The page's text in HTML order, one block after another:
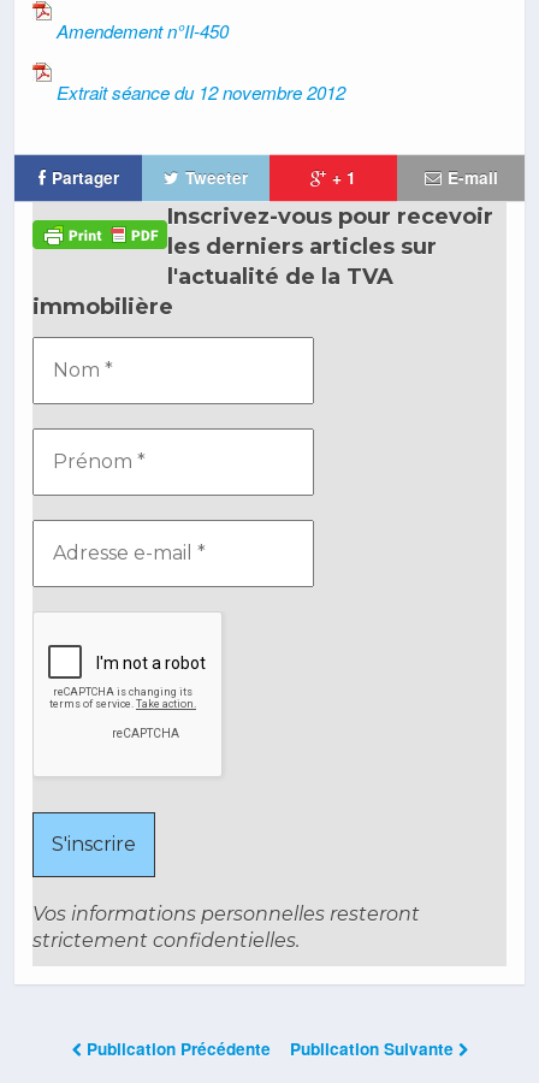
Amendement n°II-450
Extrait séance du 12 novembre 2012
Partager Tweeter + 1 E-mail
Inscrivez-vous pour recevoir
les derniers articles sur
l'actualité de la TVA
immobilière
Vos informations personnelles resteront
strictement confidentielles.
Publication Précédente Publication Suivante